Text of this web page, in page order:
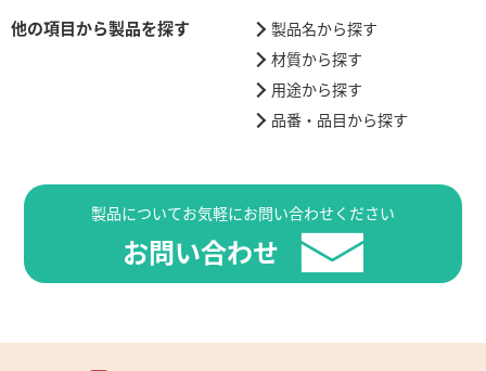
他の項目から製品を探す
製品名から探す
材質から探す
用途から探す
品番・品目から探す
製品についてお気軽にお問い合わせください
お問い合わせ